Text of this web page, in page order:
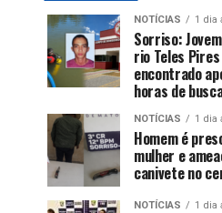
NOTÍCIAS 1 dia
Sorriso:
rio Teles
encontrado
horas de
NOTÍCIAS 1 dia
Homem é
mulher e
canivete no
NOTÍCIAS 1 dia